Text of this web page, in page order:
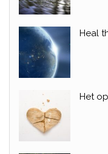
Heal
Het